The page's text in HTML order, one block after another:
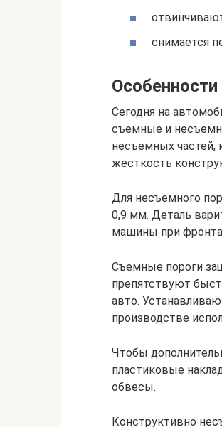
снимается
Особенности
Сегодня на
съемные и
несъемных частей,
жесткость
Для несъемного
0,9 мм. Деталь
машины при
Съемные пороги
препятствуют
авто.
производстве
Чтобы
пластиковые
обвесы.
Конструктивно